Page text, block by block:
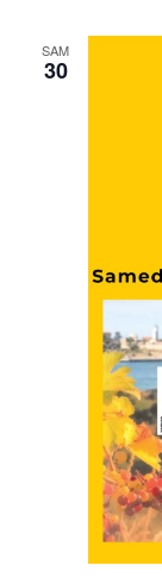
SAM
30